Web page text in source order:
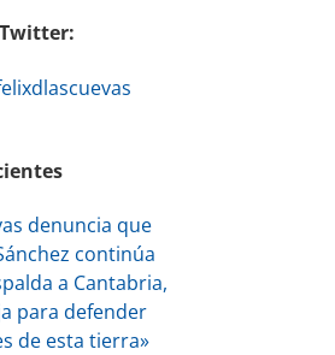
denuncia que
continúa
a Cantabria,
para defender
de esta tierra»